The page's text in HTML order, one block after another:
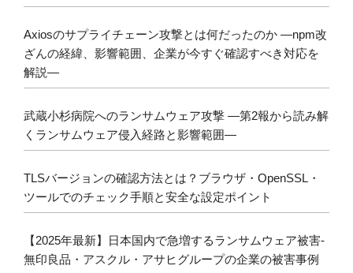
Axiosのサプライチェーン攻撃とは何だったのか ―npm改
ざんの経緯、影響範囲、企業が今すぐ確認すべき対応を
解説―
武蔵小杉病院へのランサムウェア攻撃 ―第2報から読み解
くランサムウェア侵入経路と影響範囲―
TLSバージョンの確認方法とは？ブラウザ・OpenSSL・
ツールでのチェック手順と安全な設定ポイント
【2025年最新】日本国内で急増するランサムウェア被害-
無印良品・アスクル・アサヒグループの企業の被害事例